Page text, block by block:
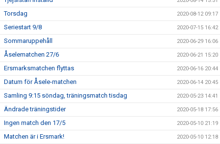
Torsdag 2020-08-12 09:17
Seriestart 9/8 2020-07-15 16:42
Sommaruppehåll 2020-06-29 16:06
Åselematchen 27/6 2020-06-21 15:20
Ersmarksmatchen flyttas 2020-06-16 20:44
Datum för Åsele-matchen 2020-06-14 20:45
Samling 9:15 söndag, träningsmatch tisdag 2020-05-23 14:41
Ändrade träningstider 2020-05-18 17:56
Ingen match den 17/5 2020-05-10 21:19
Matchen är i Ersmark! 2020-05-10 12:18